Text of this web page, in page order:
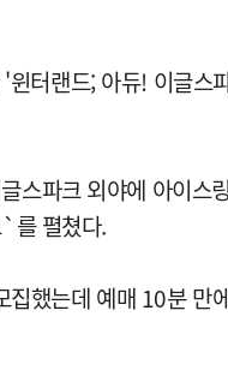
터랜드; 아듀! 이글스
스파크 외야에 아이스
를 펼쳤다.
했는데 예매 10분 만